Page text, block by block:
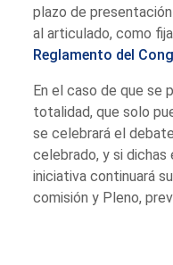
plazo de
al articulado, como
Reglamento del
En el caso de que se
totalidad, que solo
se celebrará el
celebrado, y si dichas
iniciativa continuará
comisión y Pleno,